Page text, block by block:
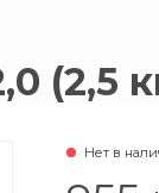
(2,5
Нет в